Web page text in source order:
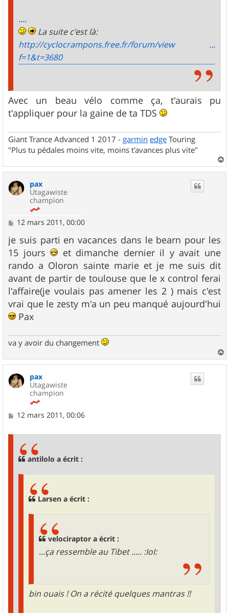
....
La suite c'est là:
http://cyclocrampons.free.fr/forum/view ...
f=1&t=3680
Avec un beau vélo comme ça, t'aurais pu
t'appliquer pour la gaine de ta TDS
Giant Trance Advanced 1 2017 - garmin edge Touring
"Plus tu pédales moins vite, moins t'avances plus vite"
a
pax
Utagawiste
champion
M
s
s
a
g
e
12 mars 2011, 00:00
je suis parti en vacances dans le bearn pour les
15 jours
et dimanche dernier il y avait une
rando a Oloron sainte marie et je me suis dit
avant de partir de toulouse que le x control ferai
l'affaire(je voulais pas amener les 2 ) mais c'est
vrai que le zesty m'a un peu manqué aujourd'hui
Pax
va y avoir du changement
a
pax
Utagawiste
champion
M12 mars 2011, 00:06
antilolo a écrit :
Larsen a écrit :
velociraptor a écrit :
...ça ressemble au Tibet ..... :IoI:
bin ouais ! On a récité quelques mantras !!